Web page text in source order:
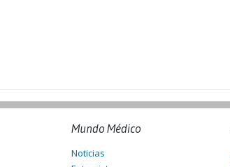
Mundo Médico
Noticias